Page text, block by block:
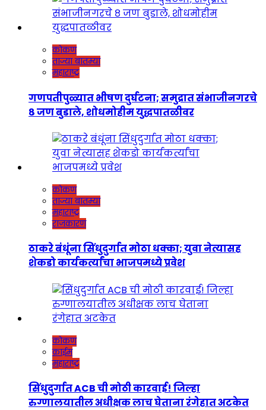
कोकण
ताज्या बातम्या
महाराष्ट्र
गणपतीपुळ्यात भीषण दुर्घटना; समुद्रात संभाजीनगरचे
८ जण बुडाले, शोधमोहीम युद्धपातळीवर
कोकण
ताज्या बातम्या
महाराष्ट्र
राजकारण
ठाकरे बंधूंना सिंधुदुर्गात मोठा धक्का; युवा नेत्यासह
शेकडो कार्यकर्त्यांचा भाजपमध्ये प्रवेश
कोकण
क्राईम
महाराष्ट्र
सिंधुदुर्गात ACB ची मोठी कारवाई! जिल्हा
रुग्णालयातील अधीक्षक लाच घेताना रंगेहात अटकेत